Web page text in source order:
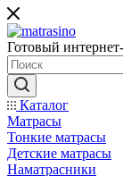
Готовый
Каталог
Матрасы
Тонкие матрасы
Детские матрасы
Наматрасники